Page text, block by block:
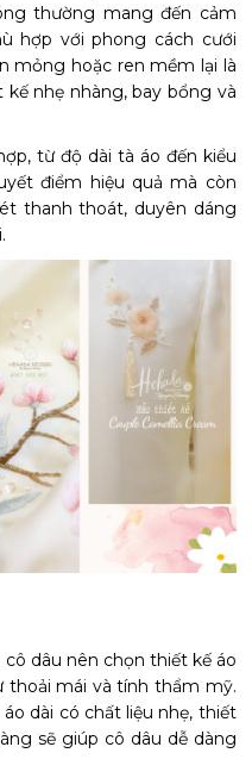
thường mang đến cảm
hợp với phong cách cưới
mỏng hoặc ren mềm lại là
nhẹ nhàng, bay bổng và
từ độ dài tà áo đến kiểu
điểm hiệu quả mà còn
thanh thoát, duyên dáng
dâu nên chọn thiết kế áo
thoải mái và tính thẩm mỹ.
dài có chất liệu nhẹ, thiết
sẽ giúp cô dâu dễ dàng